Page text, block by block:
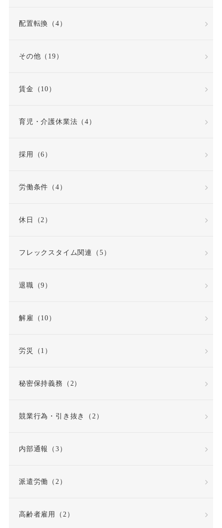
配置転換（4）
その他（19）
賃金（10）
育児・介護休業法（4）
採用（6）
労働条件（4）
休日（2）
フレックスタイム関連（5）
退職（9）
解雇（10）
労災（1）
秘密保持義務（2）
競業行為・引き抜き（2）
内部通報（3）
派遣労働（2）
高齢者雇用（2）